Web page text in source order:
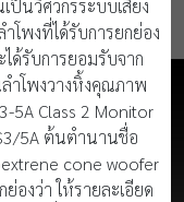
ป็นวิศวกรระบบเสียง
โพงที่ได้รับการยกย่อง
ด้รับการยอมรับจาก
ำโพงวางหิ้งคุณภาพ
5A Class 2 Monitor
5A ต้นตำนานชื่อ
cone woofer
องว่า ให้รายละเอียด